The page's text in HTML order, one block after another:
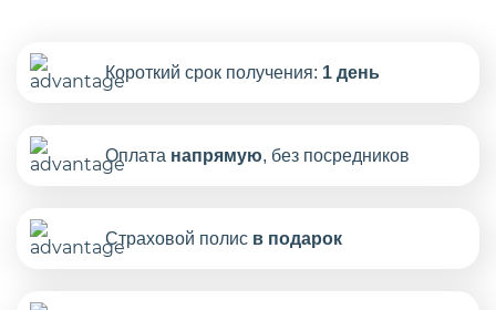
Короткий срок получения: 1 день
Оплата напрямую, без посредников
Страховой полис в подарок